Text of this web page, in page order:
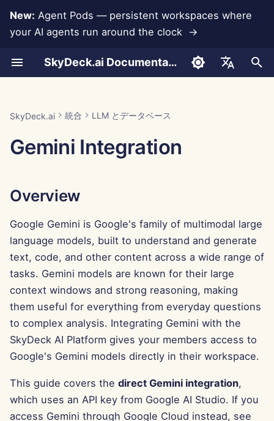
New: Agent Pods — persistent workspaces where
your AI agents run around the clock →
SkyDeck.ai Documentation
Italiano
日本語
한국어
Português
Tiếng Việt
繁體中文
検
索
化
ドキュメントのアップロード
共有とコラボレーション
公開スナップショット
ウェブブラウジング
Pods
ツール
SQL アシスタント
法的契約レビュー
画像生成器
データセキュリティ
Deploy Agents to Your
セットアップガイド 統合の設定
セキュリティの設定
メンバーの管理
請求
クレジットの購入
プランとアップグレード
Generating a Gemini API
Adding the API Key to the
Conclusion
Slack 統合
LLM ツールのための
例: テキストベースの UI
JSON 形式
プライバシーポリシー
クッキーノーティス
Jan 23rd, 2026
Jan 16th, 2026
Jan 2nd, 2026
Dec 26th, 2025
Dec 19th, 2025
Dec 12th, 2025
Dec 5th, 2025
Nov 28th, 2025
Nov 21st, 2025
Nov 14th, 2025
SkyDeck.ai LLM 用意された
SkyDeck.ai 統合 LLM とデータベース
Gemini Integration
Overview
Google Gemini is Google's family of multimodal large
language models, built to understand and generate
text, code, and other content across a wide range of
tasks. Gemini models are known for their large
context windows and strong reasoning, making
them useful for everything from everyday questions
to complex analysis. Integrating Gemini with the
SkyDeck AI Platform gives your members access to
Google's Gemini models directly in their workspace.
This guide covers the direct Gemini integration,
which uses an API key from Google AI Studio. If you
access Gemini through Google Cloud instead, see